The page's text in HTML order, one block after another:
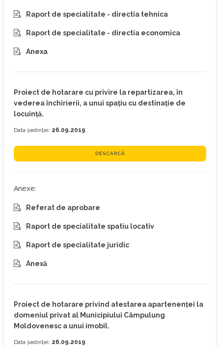
Raport de specialitate - directia tehnica
Raport de specialitate - directia economica
Anexa
Proiect de hotarare cu privire la repartizarea, în
vederea închirierii, a unui spaţiu cu destinaţie de
locuinţă.
Data ședinței: 26.09.2019
DESCARCĂ
Anexe:
Referat de aprobare
Raport de specialitate spatiu locativ
Raport de specialitate juridic
Anexă
Proiect de hotarare privind atestarea apartenenței la
domeniul privat al Municipiului Câmpulung
Moldovenesc a unui imobil.
Data ședinței: 26.09.2019